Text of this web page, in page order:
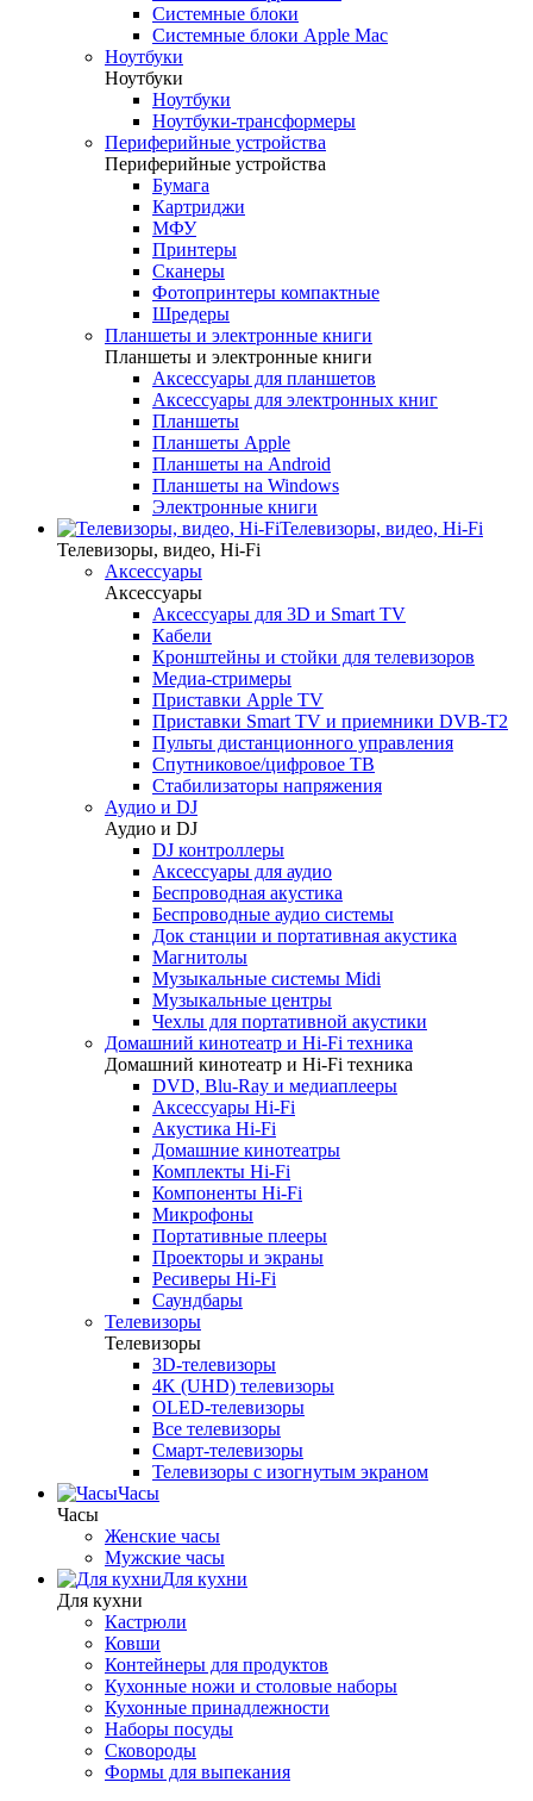
Системные блоки
Системные блоки Apple Mac
Ноутбуки
Ноутбуки
Ноутбуки
Ноутбуки-трансформеры
Периферийные устройства
Периферийные устройства
Бумага
Картриджи
МФУ
Принтеры
Сканеры
Фотопринтеры компактные
Шредеры
Планшеты и электронные книги
Планшеты и электронные книги
Аксессуары для планшетов
Аксессуары для электронных книг
Планшеты
Планшеты Apple
Планшеты на Android
Планшеты на Windows
Электронные книги
Телевизоры, видео, Hi-Fi
Телевизоры, видео, Hi-Fi
Аксессуары
Аксессуары
Аксессуары для 3D и Smart TV
Кабели
Кронштейны и стойки для телевизоров
Медиа-стримеры
Приставки Apple TV
Приставки Smart TV и приемники DVB-T2
Пульты дистанционного управления
Спутниковое/цифровое ТВ
Стабилизаторы напряжения
Аудио и DJ
Аудио и DJ
DJ контроллеры
Аксессуары для аудио
Беспроводная акустика
Беспроводные аудио системы
Док станции и портативная акустика
Магнитолы
Музыкальные системы Midi
Музыкальные центры
Чехлы для портативной акустики
Домашний кинотеатр и Hi-Fi техника
Домашний кинотеатр и Hi-Fi техника
DVD, Blu-Ray и медиаплееры
Аксессуары Hi-Fi
Акустика Hi-Fi
Домашние кинотеатры
Комплекты Hi-Fi
Компоненты Hi-Fi
Микрофоны
Портативные плееры
Проекторы и экраны
Ресиверы Hi-Fi
Саундбары
Телевизоры
Телевизоры
3D-телевизоры
4K (UHD) телевизоры
OLED-телевизоры
Все телевизоры
Смарт-телевизоры
Телевизоры с изогнутым экраном
Часы
Часы
Женские часы
Мужские часы
Для кухни
Для кухни
Кастрюли
Ковши
Контейнеры для продуктов
Кухонные ножи и столовые наборы
Кухонные принадлежности
Наборы посуды
Сковороды
Формы для выпекания